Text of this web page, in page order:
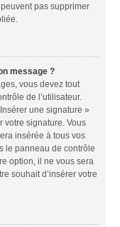
pas supprimer
message ?
vous devez tout
de l’utilisateur.
une signature »
votre signature. Vous
insérée à tous vos
le panneau de contrôle
option, il ne vous sera
souhait d’insérer votre